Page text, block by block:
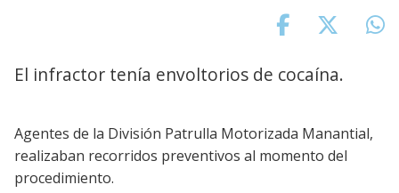
El infractor tenía envoltorios de cocaína.
Agentes de la División Patrulla Motorizada Manantial,
realizaban recorridos preventivos al momento del
procedimiento.